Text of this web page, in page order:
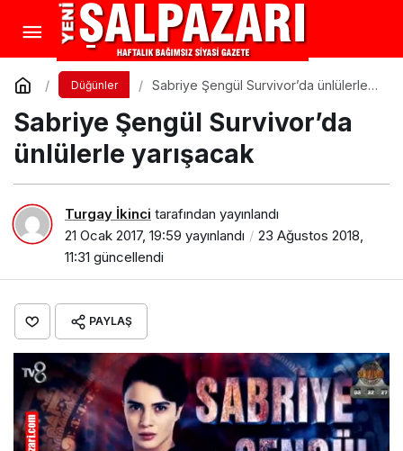
Düğünler
Sabriye Şengül Survivor’da ünlülerle
Sabriye Şengül Survivor’da
ünlülerle yarışacak
Turgay İkinci tarafından yayınlandı
21 Ocak 2017, 19:59 yayınlandı
23 Ağustos 2018,
11:31 güncellendi
PAYLAŞ